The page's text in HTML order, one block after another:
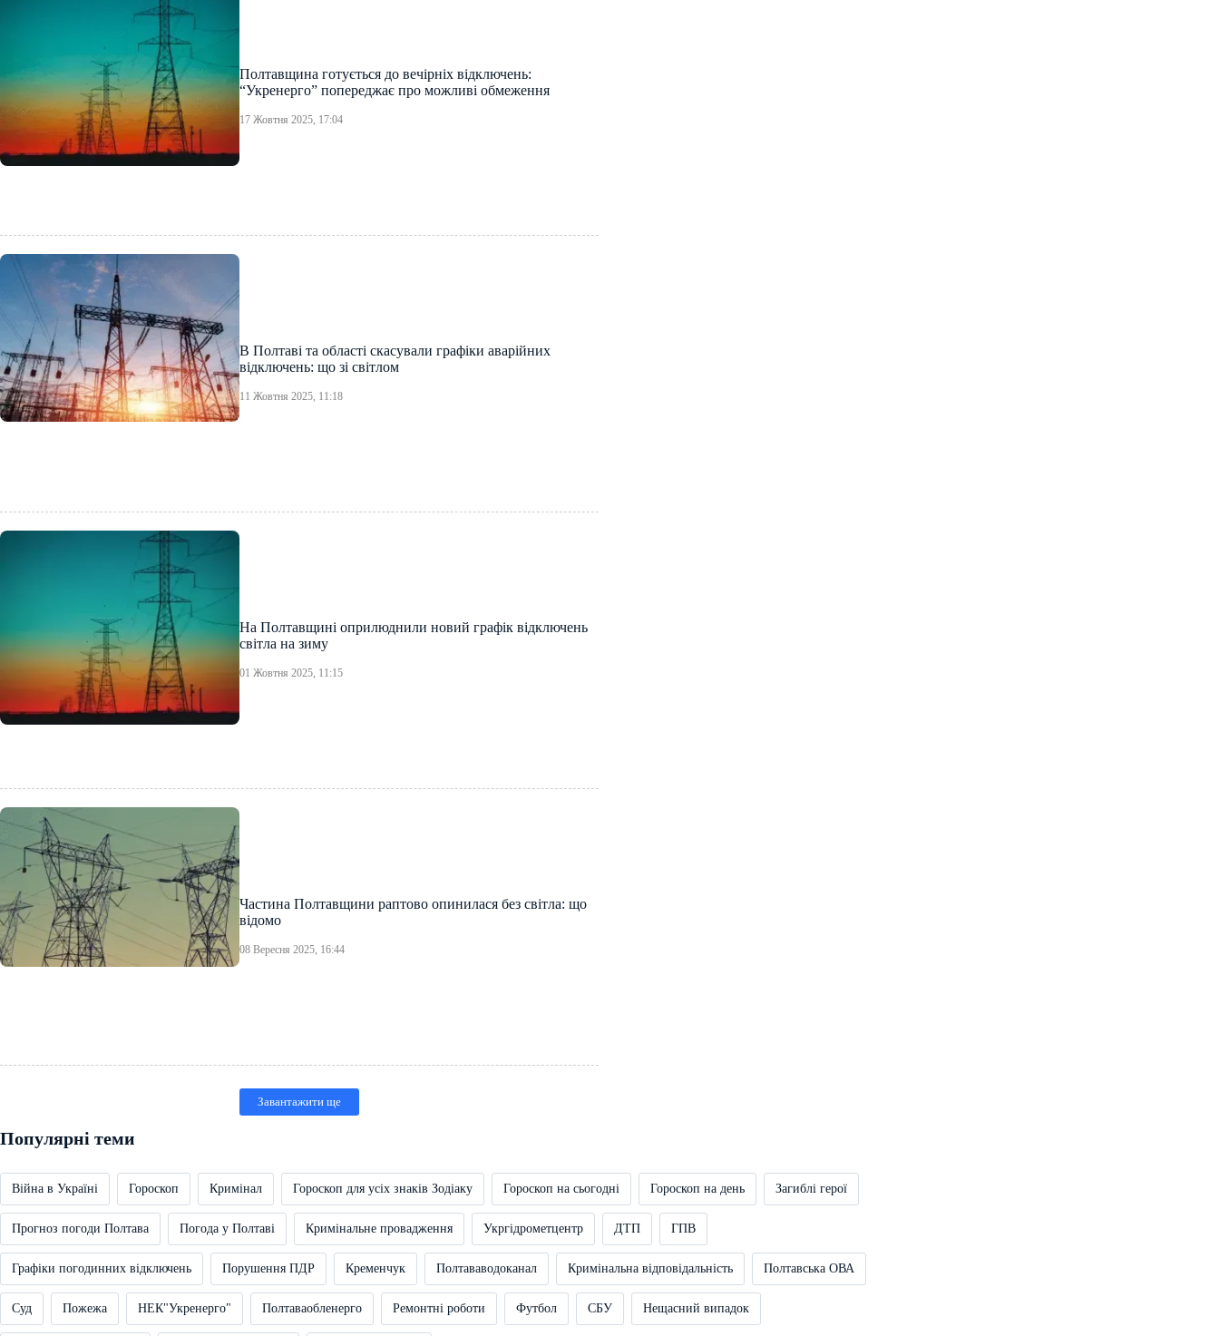
Полтавщина готується до вечірніх відключень:
“Укренерго” попереджає про можливі обмеження
17 Жовтня 2025, 17:04
В Полтаві та області скасували графіки аварійних
відключень: що зі світлом
11 Жовтня 2025, 11:18
На Полтавщині оприлюднили новий графік відключень
світла на зиму
01 Жовтня 2025, 11:15
Частина Полтавщини раптово опинилася без світла: що
відомо
08 Вересня 2025, 16:44
Завантажити ще
Популярні теми
Війна в Україні Гороскоп Кримінал Гороскоп для усіх знаків Зодіаку Гороскоп на сьогодні Гороскоп на день Загиблі герої
Прогноз погоди Полтава Погода у Полтаві Кримінальне провадження Укргідрометцентр ДТП ГПВ
Графіки погодинних відключень Порушення ПДР Кременчук Полтававодоканал Кримінальна відповідальність Полтавська ОВА
Суд Пожежа НЕК"Укренерго" Полтаваобленерго Ремонтні роботи Футбол СБУ Нещасний випадок